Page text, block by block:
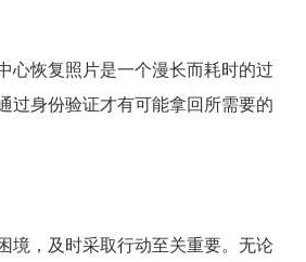
心恢复照片是一个漫长而耗时的过
过身份验证才有可能拿回所需要的
境，及时采取行动至关重要。无论